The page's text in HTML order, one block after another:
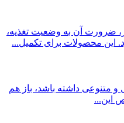
ضرورت آن به وضعیت تغذیه،
این محصولات برای تکمیل...
و متنوعی داشته باشد، باز هم
این...